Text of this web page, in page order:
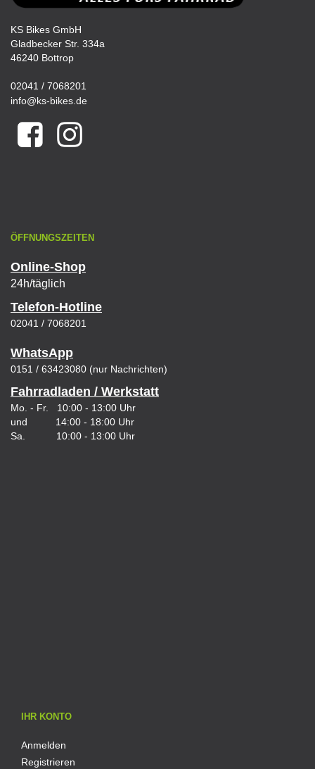
KS Bikes GmbH
Gladbecker Str. 334a
46240 Bottrop
02041 / 7068201
info@ks-bikes.de
ÖFFNUNGSZEITEN
Online-Shop
24h/täglich
Telefon-Hotline
02041 / 7068201
WhatsApp
0151 / 63423080 (nur Nachrichten)
Fahrradladen / Werkstatt
Mo. - Fr. 10:00 - 13:00 Uhr
und 14:00 - 18:00 Uhr
Sa. 10:00 - 13:00 Uhr
IHR KONTO
Anmelden
Registrieren